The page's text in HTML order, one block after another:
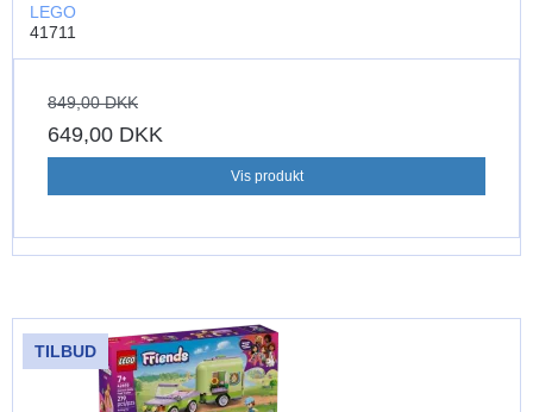
LEGO
41711
849,00 DKK
649,00 DKK
Vis produkt
TILBUD